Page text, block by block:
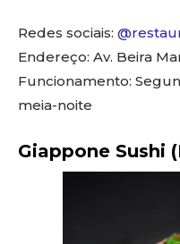
Redes sociais:
Endereço: Av. Beira
Funcionamento:
meia-noite
Giappone Sushi